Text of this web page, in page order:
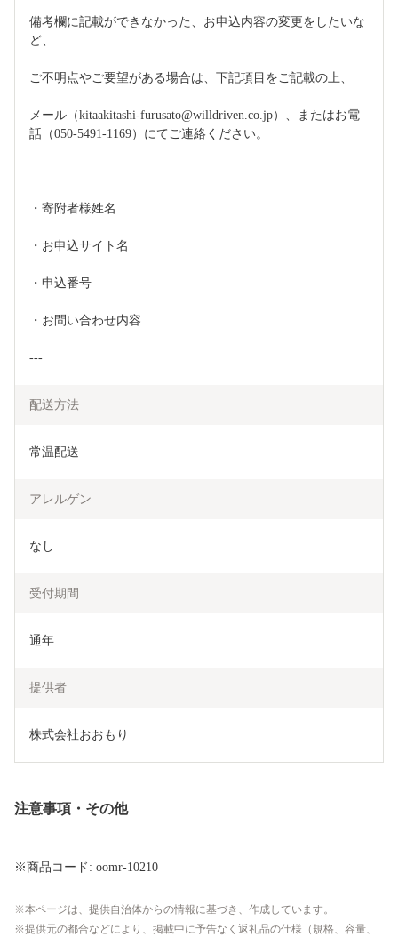
備考欄に記載ができなかった、お申込内容の変更をしたいな
ど、
ご不明点やご要望がある場合は、下記項目をご記載の上、
メール（kitaakitashi-furusato@willdriven.co.jp）、またはお電
話（050-5491-1169）にてご連絡ください。
・寄附者様姓名
・お申込サイト名
・申込番号
・お問い合わせ内容
---
配送方法
常温配送
アレルゲン
なし
受付期間
通年
提供者
株式会社おおもり
注意事項・その他
※商品コード: oomr-10210
本ページは、提供自治体からの情報に基づき、作成しています。
提供元の都合などにより、掲載中に予告なく返礼品の仕様（規格、容量、